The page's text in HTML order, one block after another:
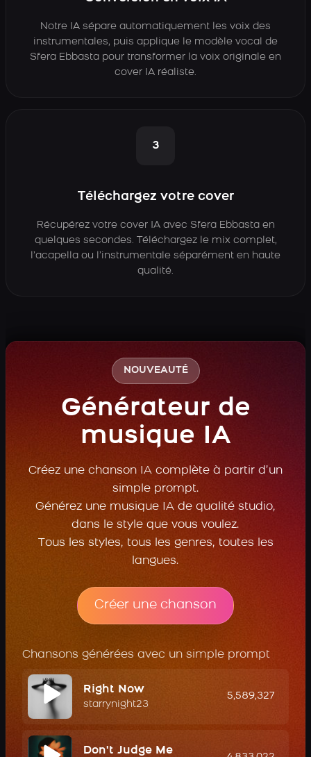
Notre IA sépare automatiquement les voix des
instrumentales, puis applique le modèle vocal de
Sfera Ebbasta pour transformer la voix originale en
cover IA réaliste.
3
Téléchargez votre cover
Récupérez votre cover IA avec Sfera Ebbasta en
quelques secondes. Téléchargez le mix complet,
l’acapella ou l’instrumentale séparément en haute
qualité.
NOUVEAUTÉ
Générateur de
musique IA
Créez une chanson IA complète à partir d’un
simple prompt.
Générez une musique IA de qualité studio,
dans le style que vous voulez.
Tous les styles, tous les genres, toutes les
langues.
Créer une chanson
Chansons générées avec un simple prompt
Right Now
starrynight23
5,589,327
Don't Judge Me